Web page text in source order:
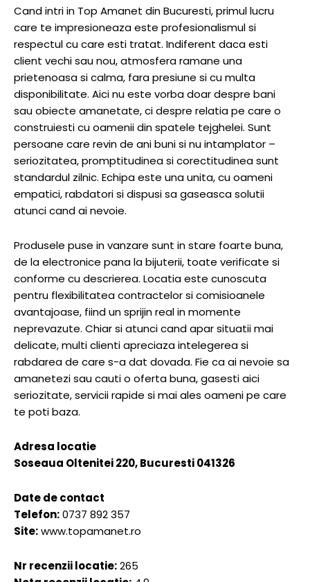
Cand intri in Top Amanet din Bucuresti, primul lucru
care te impresioneaza este profesionalismul si
respectul cu care esti tratat. Indiferent daca esti
client vechi sau nou, atmosfera ramane una
prietenoasa si calma, fara presiune si cu multa
disponibilitate. Aici nu este vorba doar despre bani
sau obiecte amanetate, ci despre relatia pe care o
construiesti cu oamenii din spatele tejghelei. Sunt
persoane care revin de ani buni si nu intamplator –
seriozitatea, promptitudinea si corectitudinea sunt
standardul zilnic. Echipa este una unita, cu oameni
empatici, rabdatori si dispusi sa gaseasca solutii
atunci cand ai nevoie.
Produsele puse in vanzare sunt in stare foarte buna,
de la electronice pana la bijuterii, toate verificate si
conforme cu descrierea. Locatia este cunoscuta
pentru flexibilitatea contractelor si comisioanele
avantajoase, fiind un sprijin real in momente
neprevazute. Chiar si atunci cand apar situatii mai
delicate, multi clienti apreciaza intelegerea si
rabdarea de care s-a dat dovada. Fie ca ai nevoie sa
amanetezi sau cauti o oferta buna, gasesti aici
seriozitate, servicii rapide si mai ales oameni pe care
te poti baza.
Adresa locatie
Soseaua Oltenitei 220, Bucuresti 041326
Date de contact
Telefon:0737 892 357
Site:www.topamanet.ro
Nr recenzii locatie:265